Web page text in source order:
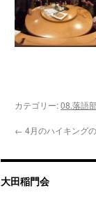
カテゴリー:08.落語
← 4月のハイキング
大田稲門会